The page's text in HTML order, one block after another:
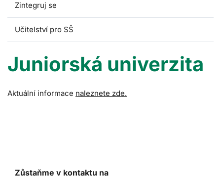
Zintegruj se
Učitelství pro SŠ
Juniorská univerzita
Aktuální informace naleznete zde.
Zůstaňme v kontaktu na